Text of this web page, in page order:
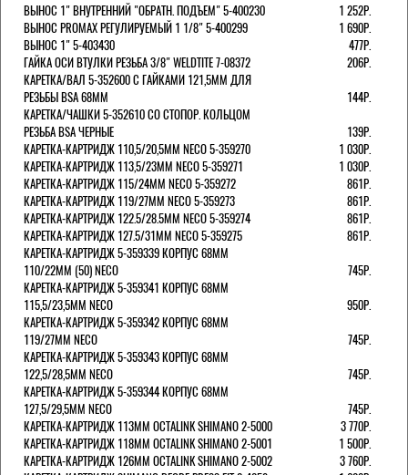
ВЫНОС 1" ВНУТРЕННИЙ "ОБРАТН. ПОДЪЕМ" 5-400230
1 252Р.
ВЫНОС PROMAX РЕГУЛИРУЕМЫЙ 1 1/8" 5-400299
1 690Р.
ВЫНОС 1" 5-403430
477Р.
ГАЙКА ОСИ ВТУЛКИ РЕЗЬБА 3/8" WELDTITE 7-08372
206Р.
КАРЕТКА/ВАЛ 5-352600 С ГАЙКАМИ 121,5ММ ДЛЯ
РЕЗЬБЫ BSA 68ММ
144Р.
КАРЕТКА/ЧАШКИ 5-352610 СО СТОПОР. КОЛЬЦОМ
РЕЗЬБА BSA ЧЕРНЫЕ
139Р.
КАРЕТКА-КАРТРИДЖ 110,5/20,5ММ NECO 5-359270
1 030Р.
КАРЕТКА-КАРТРИДЖ 113,5/23ММ NECO 5-359271
1 030Р.
КАРЕТКА-КАРТРИДЖ 115/24ММ NECO 5-359272
861Р.
КАРЕТКА-КАРТРИДЖ 119/27ММ NECO 5-359273
861Р.
КАРЕТКА-КАРТРИДЖ 122.5/28.5ММ NECO 5-359274
861Р.
КАРЕТКА-КАРТРИДЖ 127.5/31ММ NECO 5-359275
861Р.
КАРЕТКА-КАРТРИДЖ 5-359339 КОРПУС 68ММ
110/22ММ (50) NECO
745Р.
КАРЕТКА-КАРТРИДЖ 5-359341 КОРПУС 68ММ
115,5/23,5ММ NECO
950Р.
КАРЕТКА-КАРТРИДЖ 5-359342 КОРПУС 68ММ
119/27ММ NECO
745Р.
КАРЕТКА-КАРТРИДЖ 5-359343 КОРПУС 68ММ
122,5/28,5ММ NECO
745Р.
КАРЕТКА-КАРТРИДЖ 5-359344 КОРПУС 68ММ
127,5/29,5ММ NECO
745Р.
КАРЕТКА-КАРТРИДЖ 113ММ OCTALINK SHIMANO 2-5000
3 770Р.
КАРЕТКА-КАРТРИДЖ 118ММ OCTALINK SHIMANO 2-5001
1 500Р.
КАРЕТКА-КАРТРИДЖ 126ММ OCTALINK SHIMANO 2-5002
3 760Р.